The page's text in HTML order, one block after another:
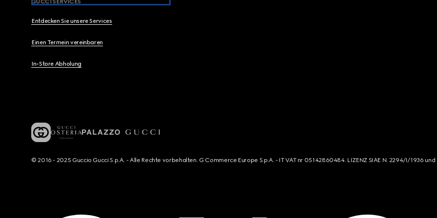
GUCCI SERVICES
Entdecken Sie unsere Services
Einen Termein vereinbaren
In-Store Abholung
© 2016 - 2025 Guccio Gucci S.p.A. - Alle Rechte vorbehalten. G Commerce Europe S.p.A. - IT VAT nr 05142860484. LIZENZ SIAE N. 2294/I/1936